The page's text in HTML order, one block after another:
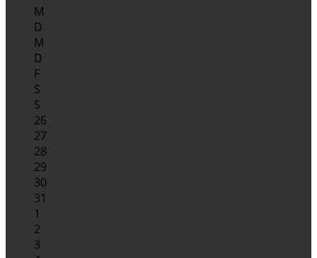
M
D
M
D
F
S
S
26
27
28
29
30
31
1
2
3